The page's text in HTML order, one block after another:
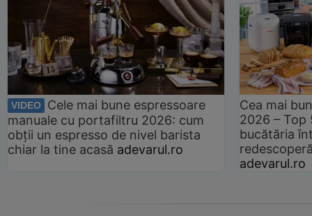
VIDEO
Cele mai bune espressoare
manuale cu portafiltru 2026: cum
obții un espresso de nivel barista
chiar la tine acasă adevarul.ro
Cea mai
2026 –
bucătăria
adevarul.ro